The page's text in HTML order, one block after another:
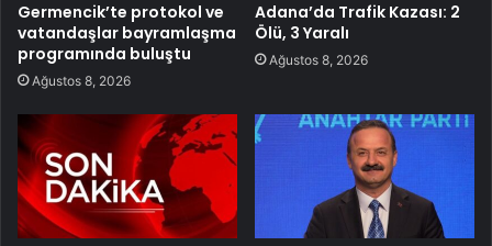
Germencik’te protokol ve
vatandaşlar bayramlaşma
programında buluştu
Ağustos 8, 2026
Adana’da Trafik Kazası: 2
Ölü, 3 Yaralı
Ağustos 8, 2026